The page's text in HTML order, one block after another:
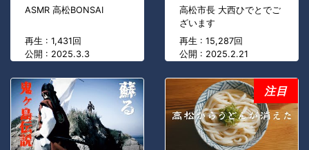
ASMR 高松BONSAI
再生 : 1,431回
公開 : 2025.3.3
高松市長 大西ひでとでご
ざいます
再生 : 15,287回
公開 : 2025.2.21
注目